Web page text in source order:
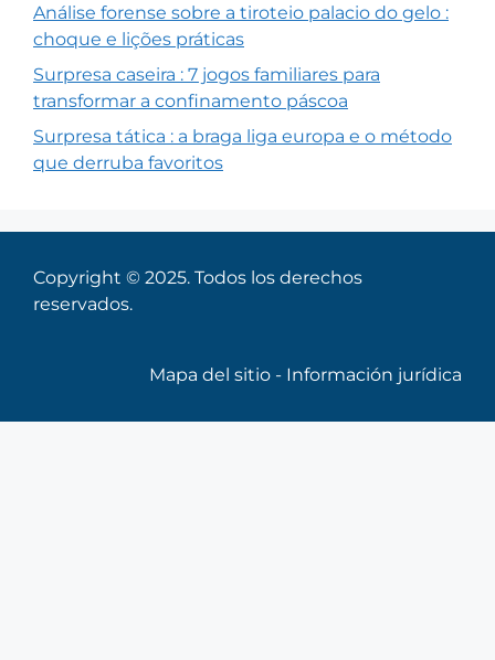
Análise forense sobre a tiroteio palacio do gelo :
choque e lições práticas
Surpresa caseira : 7 jogos familiares para
transformar a confinamento páscoa
Surpresa tática : a braga liga europa e o método
que derruba favoritos
Copyright © 2025. Todos los derechos
reservados.
Mapa del sitio - Información jurídica